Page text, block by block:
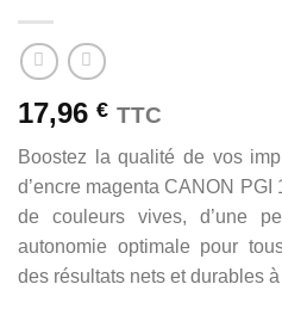
17,96 € TTC
Boostez la qualité de vos
d’encre magenta CANON
de couleurs vives, d’une
autonomie optimale pour
des résultats nets et durables